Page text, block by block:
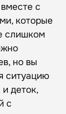
с
которые
слишком
но вы
ситуацию
деток,
с